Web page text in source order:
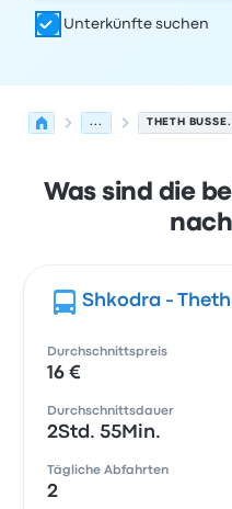
Unterkünfte suchen
... THETH BUSSE.
Was sind die
Shkodra - Theth
Durchschnittspreis
16 €
Durchschnittsdauer
2Std. 55Min.
Tägliche Abfahrten
2